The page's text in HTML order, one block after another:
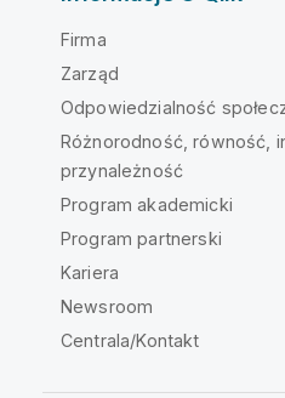
Firma
Zarząd
Odpowiedzialność
Różnorodność, równość,
przynależność
Program akademicki
Program partnerski
Kariera
Newsroom
Centrala/Kontakt